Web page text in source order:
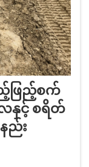
ဖြည့်စက်
နှင့် စရိတ်
ည်း